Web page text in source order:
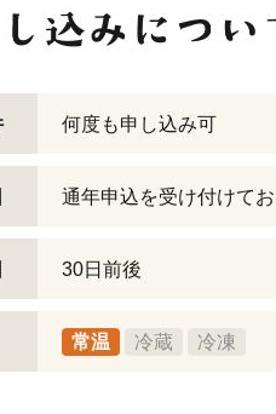
何度も申し込み可
通年申込を受け付けてお
30日前後
常温 冷蔵 冷凍